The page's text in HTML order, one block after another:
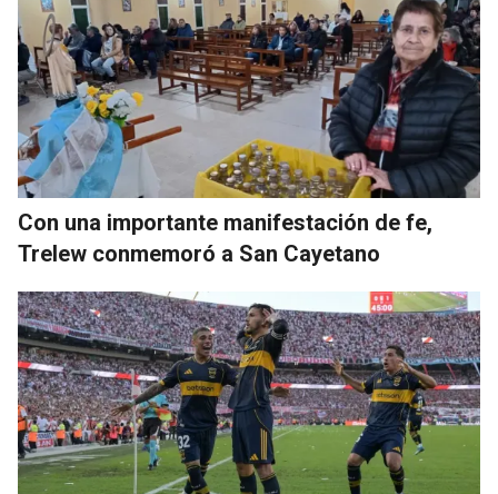
Con una importante manifestación de fe,
Trelew conmemoró a San Cayetano